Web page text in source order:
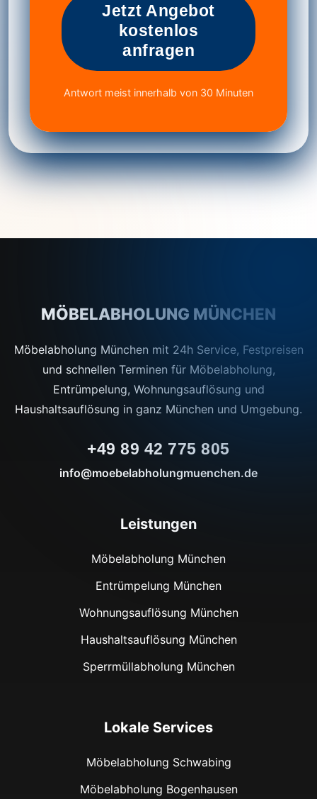
Jetzt Angebot
kostenlos
anfragen
Antwort meist innerhalb von 30 Minuten
MÖBELABHOLUNG MÜNCHEN
Möbelabholung München mit 24h Service, Festpreisen
und schnellen Terminen für Möbelabholung,
Entrümpelung, Wohnungsauflösung und
Haushaltsauflösung in ganz München und Umgebung.
+49 89 42 775 805
info@moebelabholungmuenchen.de
Leistungen
Möbelabholung München
Entrümpelung München
Wohnungsauflösung München
Haushaltsauflösung München
Sperrmüllabholung München
Lokale Services
Möbelabholung Schwabing
Möbelabholung Bogenhausen